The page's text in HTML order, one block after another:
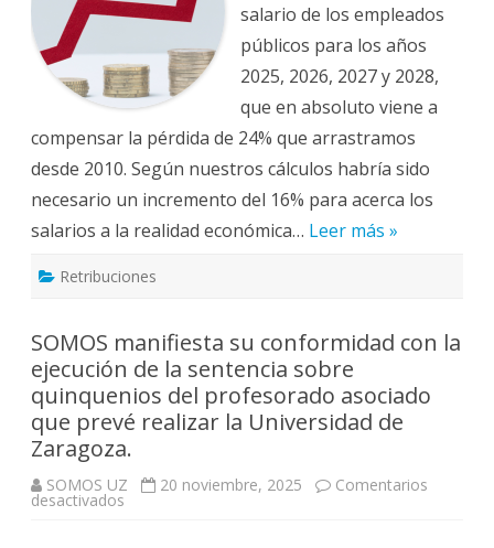
ha
sumado
una
pérdida
del
poder
de
los
empleados
públicos
hasta
2028.
salario de los empleados
públicos para los años
2025, 2026, 2027 y 2028,
que en absoluto viene a
compensar la pérdida de 24% que arrastramos
desde 2010. Según nuestros cálculos habría sido
necesario un incremento del 16% para acerca los
salarios a la realidad económica… Leer más »
Retribuciones
SOMOS manifiesta su conformidad con la
ejecución de la sentencia sobre
quinquenios del profesorado asociado
que prevé realizar la Universidad de
Zaragoza.
SOMOS UZ 20 noviembre, 2025 Comentarios
desactivados